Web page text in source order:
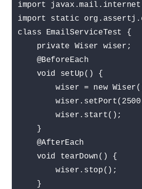
import
import static
class EmailServiceTest {
    private Wiser wiser;
    @BeforeEach
    void setUp() {
wiser = new
        wiser.start();
    }
    @AfterEach
    void tearDown() {
        wiser.stop();
    }